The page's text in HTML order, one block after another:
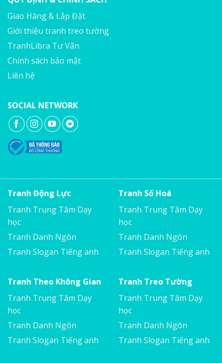
Giao Hàng & Lắp Đặt
Giới thiệu tranh treo tường
TranhLibra Tư Vấn
Chính sách bảo mật
Liên hệ
SOCIAL NETWORK
Tranh Động Lực
Tranh Trung Tâm Dạy
học
Tranh Danh Ngôn
Tranh Slogan Tiếng anh
Tranh Số Hoá
Tranh Trung Tâm Dạy
học
Tranh Danh Ngôn
Tranh Slogan Tiếng anh
Tranh Theo Không Gian
Tranh Trung Tâm Dạy
học
Tranh Danh Ngôn
Tranh Slogan Tiếng anh
Tranh Treo Tường
Tranh Trung Tâm Dạy
học
Tranh Danh Ngôn
Tranh Slogan Tiếng anh